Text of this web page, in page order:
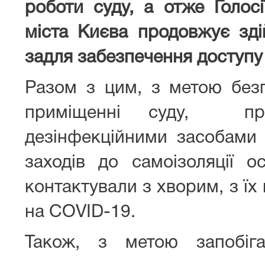
роботи суду, а отже
міста Києва продовжує
задля забезпечення
Разом з цим, з метою
приміщенні суду,
дезінфекційними
заходів до самоізоляції
контактували з хворим, з
на COVID-19.
Також, з метою